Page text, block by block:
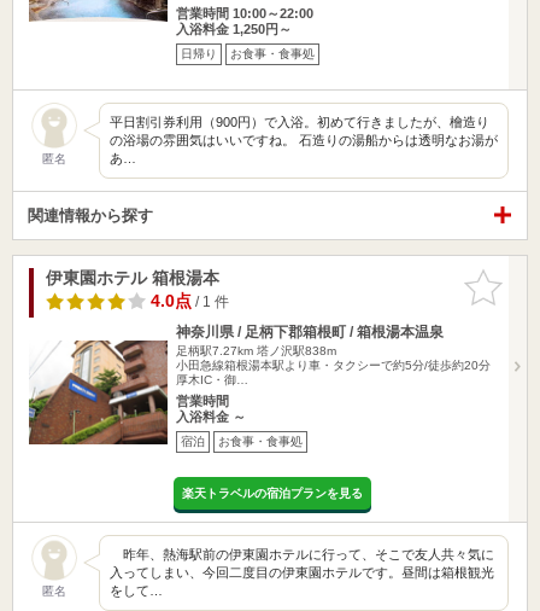
営業時間 10:00～22:00
入浴料金 1,250円～
日帰り お食事・食事処
匿名
平日割引券利用（900円）で入浴。初めて行きましたが、檜造り
の浴場の雰囲気はいいですね。 石造りの湯船からは透明なお湯が
あ…
関連情報から探す
お気に入
りに追加
伊東園ホテル 箱根湯本
4.0点/ 1 件
神奈川県 / 足柄下郡箱根町 / 箱根湯本温泉
足柄駅7.27km 塔ノ沢駅838m
小田急線箱根湯本駅より車・タクシーで約5分/徒歩約20分
厚木IC・御…
営業時間
入浴料金 ～
宿泊 お食事・食事処
楽天トラベルの宿泊プランを見る
匿名
昨年、熱海駅前の伊東園ホテルに行って、そこで友人共々気に
入ってしまい、今回二度目の伊東園ホテルです。昼間は箱根観光
をして…